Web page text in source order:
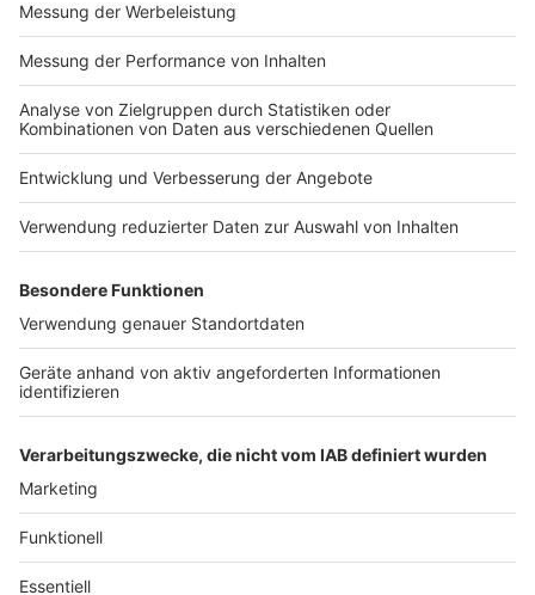
Impressum
Nutzungsbedingungen
Jobs
Presse
Werben
Archiv
ANTENNE BAYERN GROUP
Stiftung ANTENNE BAYERN
hilft
Teilnahmebedingungen
Grounding Page ANTENNE
BAYERN
Kontakt
Studio-Hotline
Verkehrs-Hotline
Newsletter